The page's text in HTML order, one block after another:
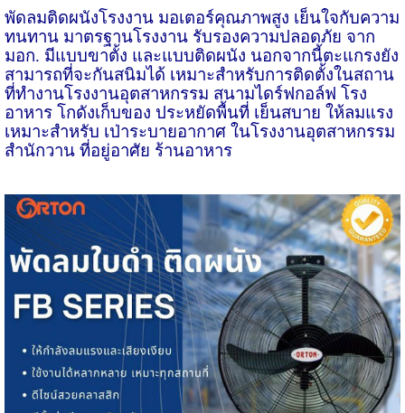
พัดลมติดผนังโรงงาน มอเตอร์คุณภาพสูง เย็นใจกับความ
ทนทาน มาตรฐานโรงงาน รับรองความปลอดภัย จาก
มอก. มีแบบขาตั้ง และแบบติดผนัง นอกจากนี้ตะแกรงยัง
สามารถที่จะกันสนิมได้ เหมาะสำหรับการติดตั้งในสถาน
ที่ทำงานโรงงานอุตสาหกรรม สนามไดร์ฟกอล์ฟ โรง
อาหาร โกดังเก็บของ ประหยัดพื้นที่ เย็นสบาย ให้ลมแรง
เหมาะสำหรับ เป่าระบายอากาศ ในโรงงานอุตสาหกรรม
สำนักวาน ที่อยู่อาศัย ร้านอาหาร